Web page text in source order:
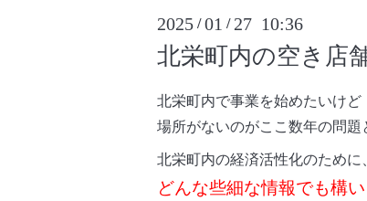
2025 /01 / 27 10:36
北栄町内の空き店
北栄町内で事業を始めたいけど
場所がないのがここ数年の問題
北栄町内の経済活性化のために
どんな些細な情報でも構い